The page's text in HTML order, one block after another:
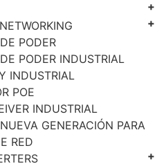
PODER
PODER INDUSTRIAL
INDUSTRIAL
POE
INDUSTRIAL
GENERACIÓN PARA
RED